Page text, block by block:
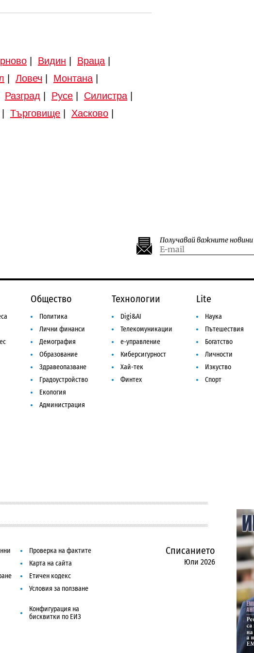
Видин Враца
Ловеч Монтана
Разград Русе Силистра
Търговище Хасково
Получавай важните
Общество
Политика
Лични финанси
Демография
Образование
Здравеопазване
Градоустройство
Екология
Администрация
Технологии
Digi&AI
Телекомуникации
е-управление
Киберсигурност
Хай-тек
Финтех
Lite
Наука
Пътешествия
Богатство
Личности
Изкуство
Спорт
Проверка на фактите
Карта на сайта
Етичен кодекс
Условия за ползване
Конфигурация на
бисквитки по ЕИЗ
Списанието
Юли 2026